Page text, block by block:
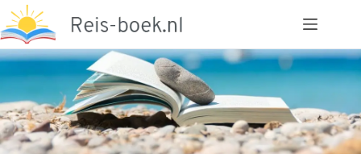
naar
de
inhoud